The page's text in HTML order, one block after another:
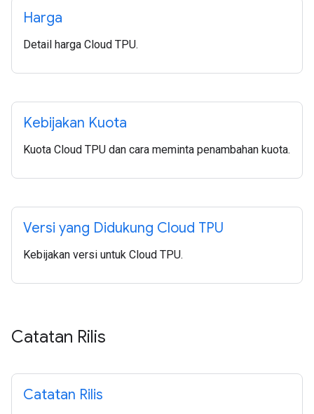
Harga
Detail harga Cloud TPU.
Kebijakan Kuota
Kuota Cloud TPU dan cara meminta penambahan kuota.
Versi yang Didukung Cloud TPU
Kebijakan versi untuk Cloud TPU.
Catatan Rilis
Catatan Rilis